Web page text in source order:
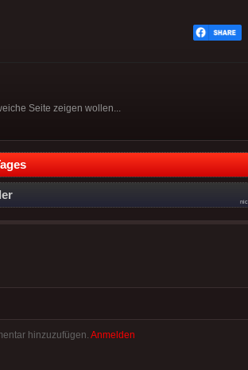
Seite zeigen wollen...
hinzuzufügen. Anmelden